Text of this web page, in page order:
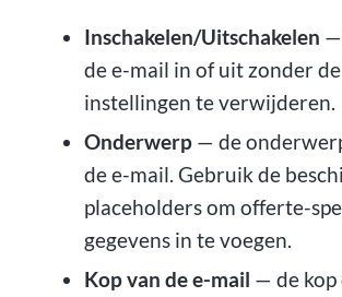
Inschakelen/Uitschakelen —
de e-mail in of uit zonder de
instellingen te verwijderen.
Onderwerp— de
de e-mail. Gebruik de
placeholders om offerte-
gegevens in te voegen.
Kop van de e-mail — de kop